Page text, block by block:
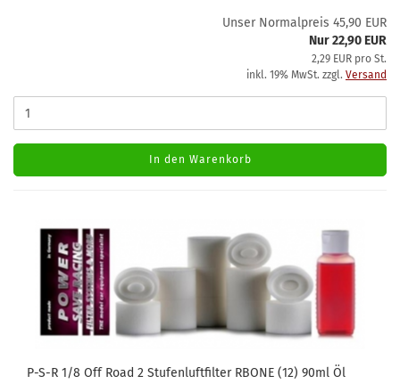
Unser Normalpreis 45,90 EUR
Nur 22,90 EUR
2,29 EUR pro St.
inkl. 19% MwSt. zzgl. Versand
In den Warenkorb
P-S-R 1/8 Off Road 2 Stufenluftfilter RBONE (12) 90ml Öl